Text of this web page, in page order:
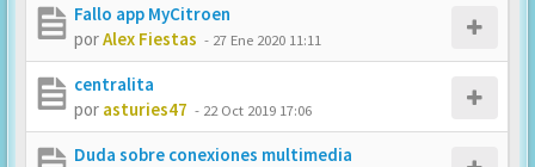
Fallo app MyCitroen
porAlex Fiestas - 27 Ene 2020 11:11
centralita
por asturies47 - 22 Oct 2019 17:06
Duda sobre conexiones multimedia